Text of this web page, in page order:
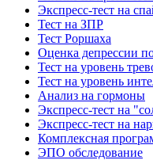
Экспресс-тест на
Тест на ЗПР
Тест Роршаха
Оценка депрессии
Тест на уровень
Тест на уровень
Анализ на гормоны
Экспресс-тест на
Экспресс-тест на
Комплексная
ЭПО обследование